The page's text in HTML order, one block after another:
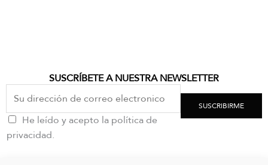
SUSCRÍBETE A NUESTRA NEWSLETTER
He leído y acepto la política de
privacidad.
SUSCRIBIRME